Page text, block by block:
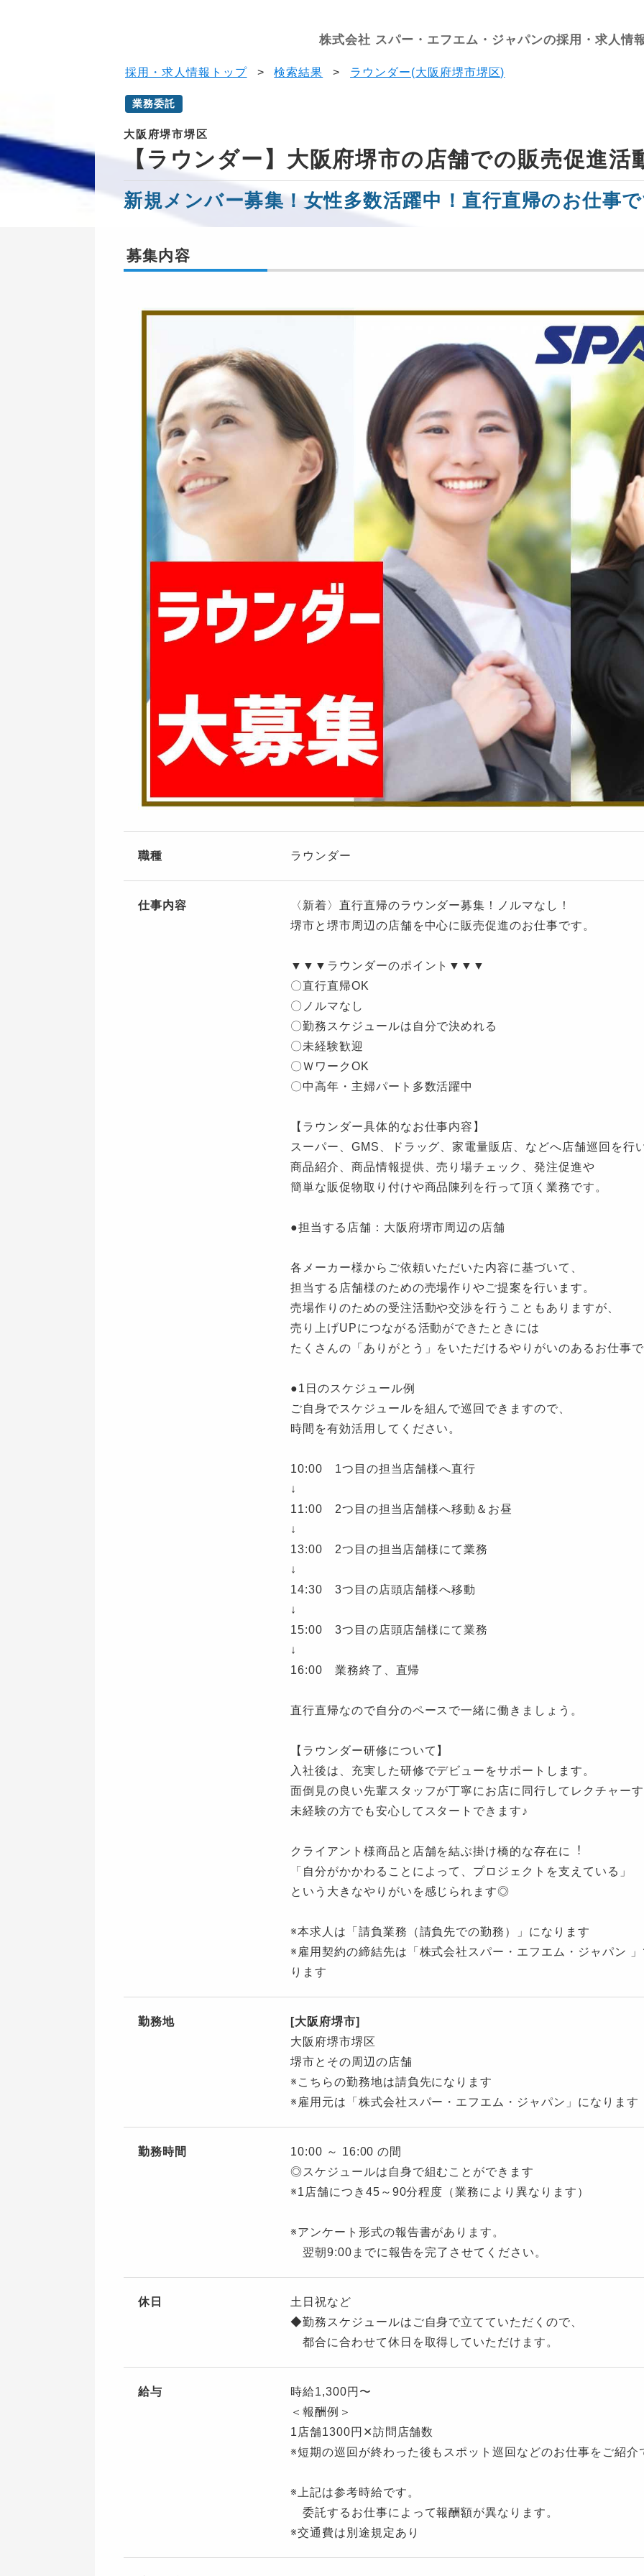
株式会社 スパー・エフエム・ジャパンの採用・求人情
採用・求人情報トップ > 検索結果 > ラウンダー(大阪府堺市堺区)
業務委託
大阪府堺市堺区
【ラウンダー】大阪府堺市の店舗での販売促進活
新規メンバー募集！女性多数活躍中！直行直帰のお仕事
募集内容
職種 ラウンダー
仕事内容
〈新着〉直行直帰のラウンダー募集！ノルマなし！
堺市と堺市周辺の店舗を中心に販売促進のお仕事です。
▼▼▼ラウンダーのポイント▼▼▼
〇直行直帰OK
〇ノルマなし
〇勤務スケジュールは自分で決めれる
〇未経験歓迎
〇ＷワークOK
〇中高年・主婦パート多数活躍中
【ラウンダー具体的なお仕事内容】
スーパー、GMS、ドラッグ、家電量販店、などへ店舗巡回を行
商品紹介、商品情報提供、売り場チェック、発注促進や
簡単な販促物取り付けや商品陳列を行って頂く業務です。
●担当する店舗：大阪府堺市周辺の店舗
各メーカー様からご依頼いただいた内容に基づいて、
担当する店舗様のための売場作りやご提案を行います。
売場作りのための受注活動や交渉を行うこともありますが、
売り上げUPにつながる活動ができたときには
たくさんの「ありがとう」をいただけるやりがいのあるお仕事
●1日のスケジュール例
ご自身でスケジュールを組んで巡回できますので、
時間を有効活用してください。
10:00 1つ目の担当店舗様へ直行
↓
11:00 2つ目の担当店舗様へ移動＆お昼
↓
13:00 2つ目の担当店舗様にて業務
↓
14:30 3つ目の店頭店舗様へ移動
↓
15:00 3つ目の店頭店舗様にて業務
↓
16:00 業務終了、直帰
直行直帰なので自分のペースで一緒に働きましょう。
【ラウンダー研修について】
入社後は、充実した研修でデビューをサポートします。
面倒見の良い先輩スタッフが丁寧にお店に同行してレクチャー
未経験の方でも安心してスタートできます♪
クライアント様商品と店舗を結ぶ掛け橋的な存在に︕
「⾃分がかかわることによって、プロジェクトを⽀えている」
という⼤きなやりがいを感じられます◎
※本求人は「請負業務（請負先での勤務）」になります
※雇用契約の締結先は「株式会社スパー・エフエム・ジャパン
ります
勤務地
[大阪府堺市]
大阪府堺市堺区
堺市とその周辺の店舗
※こちらの勤務地は請負先になります
※雇用元は「株式会社スパー・エフエム・ジャパン」になります
勤務時間
10:00 ～ 16:00 の間
◎スケジュールは自身で組むことができます
※1店舗につき45～90分程度（業務により異なります）
※アンケート形式の報告書があります。
翌朝9:00までに報告を完了させてください。
休日
土日祝など
◆勤務スケジュールはご自身で立てていただくので、
都合に合わせて休日を取得していただけます。
給与
時給1,300円〜
＜報酬例＞
1店舗1300円✕訪問店舗数
※短期の巡回が終わった後もスポット巡回などのお仕事をご紹介
※上記は参考時給です。
委託するお仕事によって報酬額が異なります。
※交通費は別途規定あり